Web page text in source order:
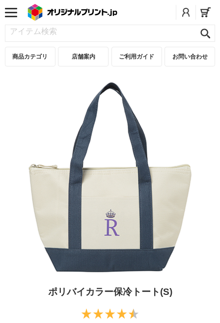
商品カテゴリ 店舗案内 ご利用ガイド お問い合わせ
ポリバイカラー保冷トート(S)